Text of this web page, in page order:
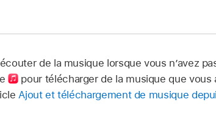
de la musique lorsque vous n’avez
pour télécharger de la musique que vous
Ajout et téléchargement de musique